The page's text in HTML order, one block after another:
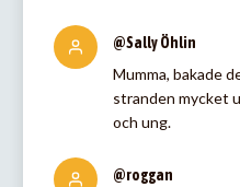
@Sally Öhlin
Mumma, bakade
stranden mycket
och ung.
@roggan